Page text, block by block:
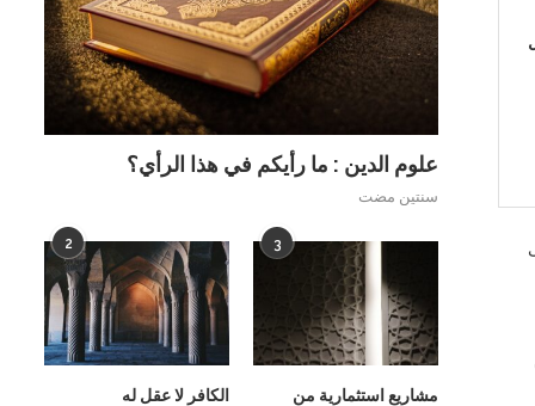
علوم الدين : ما رأيكم في هذا الرأي؟
سنتين مضت
2
الكافر لا عقل له
3
مشاريع استثمارية من